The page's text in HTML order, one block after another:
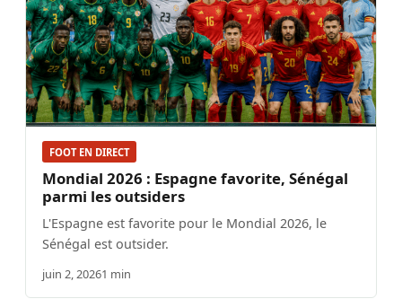
FOOT EN DIRECT
Mondial 2026 : Espagne favorite, Sénégal
parmi les outsiders
L'Espagne est favorite pour le Mondial 2026, le
Sénégal est outsider.
juin 2, 20261 min